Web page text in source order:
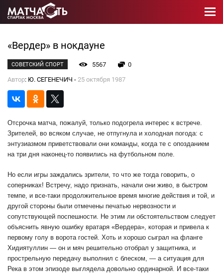
«Вердер» в нокдауне
СОВЕТСКИЙ СПОРТ 5567
0
Автор: Ю. СЕГЕНЕЧИЧ - 25 октября 1987
Отсрочка матча, пожалуй, только подогрела интерес к встрече.
Зрителей, во всяком случае, не отпугнула и холодная погода: с
энтузиазмом приветствовали они команды, когда те с опозданием
на три дня наконец-то появились на футбольном поле.
Но если игры заждались зрители, то что же тогда говорить, о
соперниках! Встречу, надо признать, начали они живо, в быстром
темпе, и все-таки продолжительное время многие действия и той, и
другой стороны были отмечены печатью нервозности и
сопутствующей поспешности. Не этим ли обстоятельством следует
объяснить явную ошибку вратаря «Вердера», которая и привела к
первому голу в ворота гостей. Хоть и хорошо сыграл на фланге
Хидиятуллин — он и мяч решительно отобрал у защитника, и
прострельную передачу выполнил с блеском, — а ситуация для
Река в этом эпизоде выглядела довольно ординарной. И все-таки